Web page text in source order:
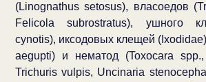
(Linognathus setosus), власоедов
Felicola subrostratus), ушного
cynotis), иксодовых клещей
aegupti) и нематод (Toxocara
Trichuris vulpis, Uncinaria